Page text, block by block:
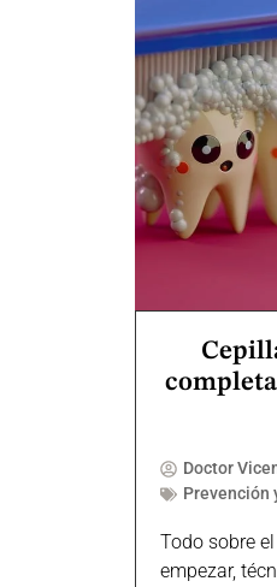
Doctor
Prevención
Todo sobre
empezar,